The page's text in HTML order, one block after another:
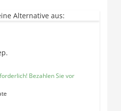
Alternative aus:
Bezahlen Sie vor